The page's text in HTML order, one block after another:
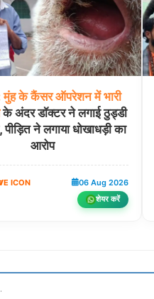
मुंह के कैंसर ऑपरेशन में भारी
के अंदर डॉक्टर ने लगाई ठुड्डी
ने लगाया धोखाधड़ी का
आरोप
06 Aug 2026
शेयर करें